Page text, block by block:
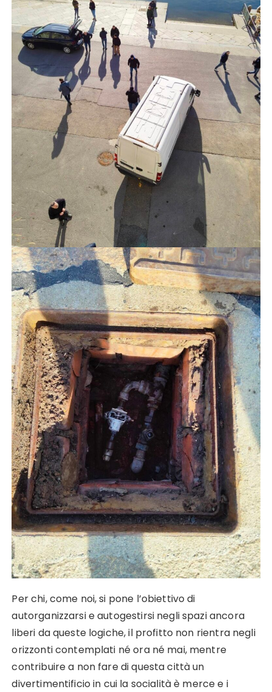
Per chi, come noi, si pone l’obiettivo di
autorganizzarsi e autogestirsi negli spazi ancora
liberi da queste logiche, il profitto non rientra negli
orizzonti contemplati né ora né mai, mentre
contribuire a non fare di questa città un
divertimentificio in cui la socialità è merce e i